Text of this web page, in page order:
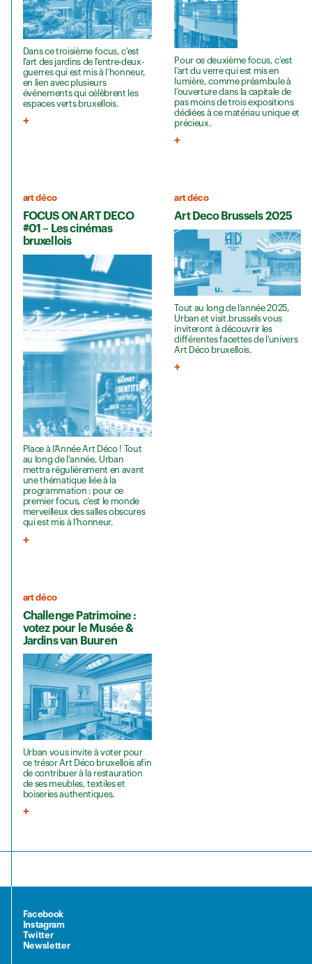
Dans ce troisième focus, c’est
l’art des jardins de l’entre-deux-
guerres qui est mis à l’honneur,
en lien avec plusieurs
événements qui célèbrent les
espaces verts bruxellois.
Pour ce deuxième focus, c’est
l’art du verre qui est mis en
lumière, comme préambule à
l’ouverture dans la capitale de
pas moins de trois expositions
dédiées à ce matériau unique et
précieux.
art déco
FOCUS ON ART DECO
#01 – Les cinémas
bruxellois
Place à l’Année Art Déco ! Tout
au long de l'année, Urban
mettra régulièrement en avant
une thématique liée à la
programmation : pour ce
premier focus, c’est le monde
merveilleux des salles obscures
qui est mis à l’honneur.
art déco
Art Deco Brussels 2025
Tout au long de l’année 2025,
Urban et visit.brussels vous
inviteront à découvrir les
différentes facettes de l’univers
Art Déco bruxellois.
art déco
Challenge Patrimoine :
votez pour le Musée &
Jardins van Buuren
Urban vous invite à voter pour
ce trésor Art Déco bruxellois afin
de contribuer à la restauration
de ses meubles, textiles et
boiseries authentiques.
Facebook
Instagram
Twitter
Newsletter